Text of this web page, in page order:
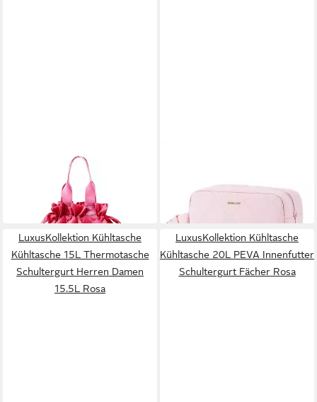
Kühltasche Kühltasche Klein
Damen Isoliert Kordelzug
Bento Wasserfest Rosarot
in 6-8 Werktagen bei dir
Lunchtasche Gefrierbar
Snacktasche Joghurt S
Hellrosa
72,95 €
in 6-8 Werktagen bei dir
LuxusKollektion Kühltasche
Kühltasche 15L Thermotasche
Schultergurt Herren Damen
15.5L Rosa
LuxusKollektion Kühltasche
Kühltasche 20L PEVA Innenfutter
Schultergurt Fächer Rosa